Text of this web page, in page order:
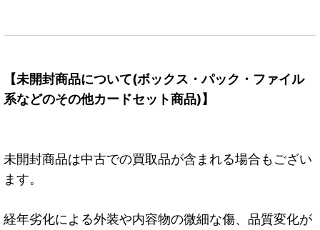
【未開封商品について(ボックス・パック・ファイル
系などのその他カードセット商品)】
未開封商品は中古での買取品が含まれる場合もござい
ます。
経年劣化による外装や内容物の微細な傷、品質変化が